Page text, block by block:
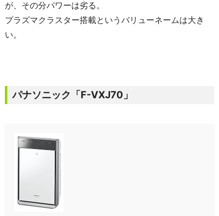
が、その分パワーは劣る。
プラズマクラスター搭載というバリューネームは大き
い。
パナソニック「F-VXJ70」